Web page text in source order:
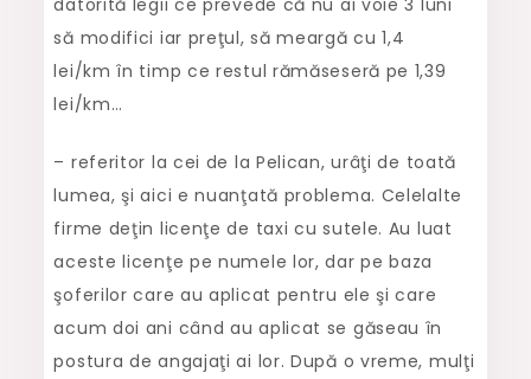
datorită legii ce prevede că nu ai voie 3 luni
să modifici iar preţul, să meargă cu 1,4
lei/km în timp ce restul rămăseseră pe 1,39
lei/km…
– referitor la cei de la Pelican, urâţi de toată
lumea, şi aici e nuanţată problema. Celelalte
firme deţin licenţe de taxi cu sutele. Au luat
aceste licenţe pe numele lor, dar pe baza
şoferilor care au aplicat pentru ele şi care
acum doi ani când au aplicat se găseau în
postura de angajaţi ai lor. După o vreme, mulţi